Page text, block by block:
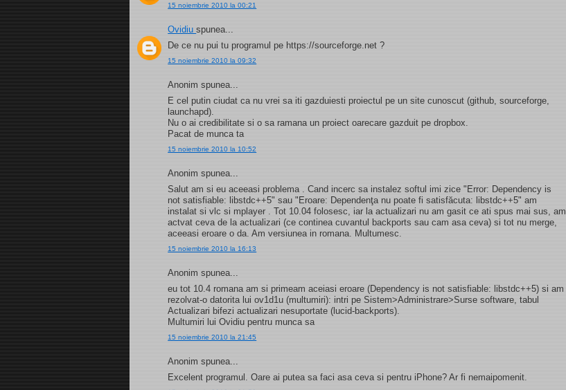
15 noiembrie 2010 la 00:21
Ovidiuspunea...
De ce nu pui tu programul pe https://sourceforge.net ?
15 noiembrie 2010 la 09:32
Anonim spunea...
E cel putin ciudat ca nu vrei sa iti gazduiesti proiectul pe un site cunoscut (github, sourceforge,
launchapd).
Nu o ai credibilitate si o sa ramana un proiect oarecare gazduit pe dropbox.
Pacat de munca ta
15 noiembrie 2010 la 10:52
Anonim spunea...
Salut am si eu aceeasi problema . Cand incerc sa instalez softul imi zice "Error: Dependency is
not satisfiable: libstdc++5" sau "Eroare: Dependenţa nu poate fi satisfăcuta: libstdc++5" am
instalat si vlc si mplayer . Tot 10.04 folosesc, iar la actualizari nu am gasit ce ati spus mai sus, am
actvat ceva de la actualizari (ce continea cuvantul backports sau cam asa ceva) si tot nu merge,
aceeasi eroare o da. Am versiunea in romana. Multumesc.
15 noiembrie 2010 la 16:13
Anonim spunea...
eu tot 10.4 romana am si primeam aceiasi eroare (Dependency is not satisfiable: libstdc++5) si am
rezolvat-o datorita lui ov1d1u (multumiri): intri pe Sistem>Administrare>Surse software, tabul
Actualizari bifezi actualizari nesuportate (lucid-backports).
Multumiri lui Ovidiu pentru munca sa
15 noiembrie 2010 la 21:45
Anonim spunea...
Excelent programul. Oare ai putea sa faci asa ceva si pentru iPhone? Ar fi nemaipomenit.